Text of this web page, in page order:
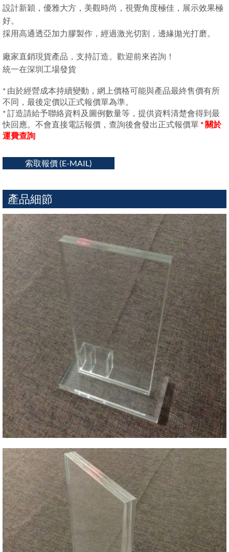
設計新穎，優雅大方，美觀時尚，視覺角度極佳，展示效果極
好。
採用高通透亞加力膠製作，經過激光切割，邊緣拋光打磨。
廠家直銷現貨產品，支持訂造。歡迎前來咨詢！
統一在深圳工場發貨
* 由於經營成本持續變動，網上價格可能與產品最終售價有所
不同，最後定價以正式報價單為準。
* 訂造請給予聯絡資料及圖例數量等，提供資料清楚會得到最
快回應。不會直接電話報價，查詢後會發出正式報價單* 關於
運費查詢
索取報價 (E-MAIL)
產品細節